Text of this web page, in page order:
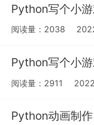
Python写个小游
阅读量：2038
Python写个小游
阅读量：2911
Python动画制